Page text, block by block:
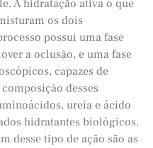
A hidratação ativa o que
os dois
possui uma fase
a oclusão, e uma fase
capazes de
desses
ureia e ácido
hidratantes biológicos.
desse tipo de ação são as